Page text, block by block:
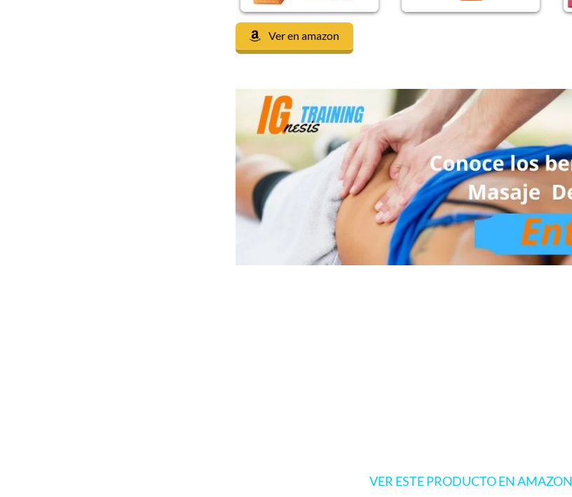
Ver en amazon
VER ESTE PRODUCTO EN AMAZON